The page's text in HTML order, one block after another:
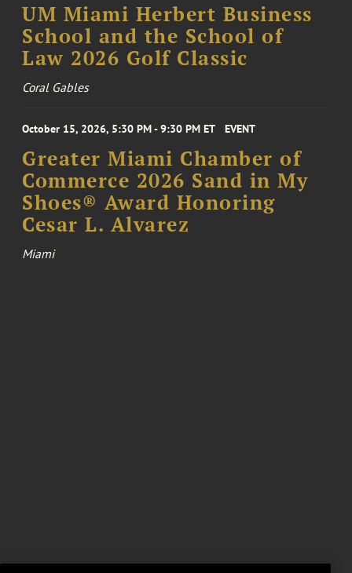
UM Miami Herbert Business
School and the School of
Law 2026 Golf Classic
Coral Gables
October 15, 2026, 5:30 PM - 9:30 PM ET EVENT
Greater Miami Chamber of
Commerce 2026 Sand in My
Shoes® Award Honoring
Cesar L. Alvarez
Miami